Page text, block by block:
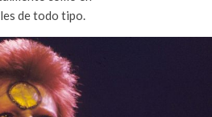
de todo tipo.